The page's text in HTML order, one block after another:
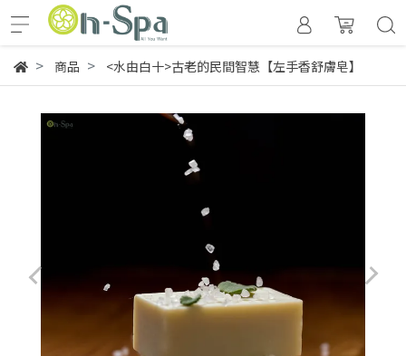
商品 <水由白十>古老的民間智慧【左手香舒膚皂】